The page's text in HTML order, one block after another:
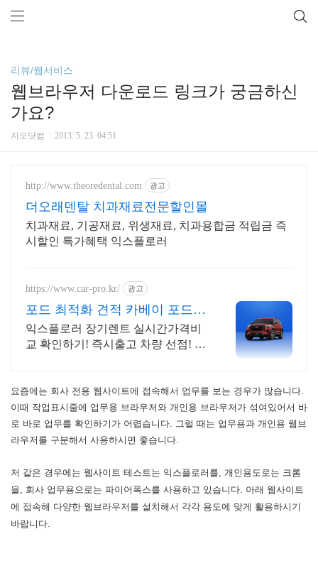
리뷰/웹서비스
웹브라우저 다운로드 링크가 궁금하신
가요?
지오닷컴 2013. 5. 23. 04:51
http://www.theoredental.com 광고
더오래덴탈 치과재료전문할인몰
치과재료, 기공재료, 위생재료, 치과용합금 적립금 즉
시할인 특가혜택 익스플로러
https://www.car-pro.kr/ 광고
포드 최적화 견적 카베이 포드
특가차량 무료견적
익스플로러 장기렌트 실시간가격비
교 확인하기! 즉시출고 차량 선점! 특
출고 선점하세요.
요즘에는 회사 전용 웹사이트에 접속해서 업무를 보는 경우가 많습니다.
이때 작업표시줄에 업무용 브라우저와 개인용 브라우저가 섞여있어서 바
로 바로 업무를 확인하기가 어렵습니다. 그럴 때는 업무용과 개인용 웹브
라우저를 구분해서 사용하시면 좋습니다.
저 같은 경우에는 웹사이트 테스트는 익스플로러를, 개인용도로는 크롬
을, 회사 업무용으로는 파이어폭스를 사용하고 있습니다. 아래 웹사이트
에 접속해 다양한 웹브라우저를 설치해서 각각 용도에 맞게 활용하시기
바랍니다.